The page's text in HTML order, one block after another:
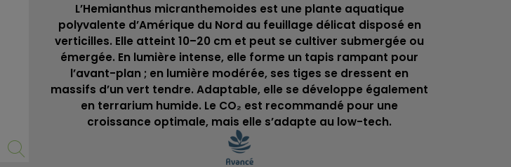
L’Hemianthus micranthemoides est une plante aquatique
polyvalente d’Amérique du Nord au feuillage délicat disposé en
verticilles. Elle atteint 10–20 cm et peut se cultiver submergée ou
émergée. En lumière intense, elle forme un tapis rampant pour
l’avant-plan ; en lumière modérée, ses tiges se dressent en
massifs d’un vert tendre. Adaptable, elle se développe également
en terrarium humide. Le CO₂ est recommandé pour une
croissance optimale, mais elle s’adapte au low-tech.